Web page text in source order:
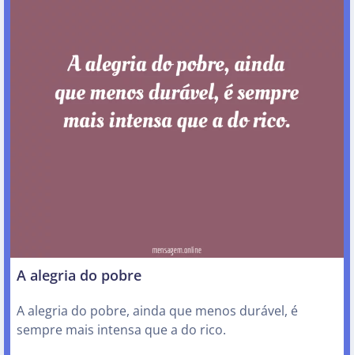
A alegria do pobre
A alegria do pobre, ainda que menos durável, é
sempre mais intensa que a do rico.